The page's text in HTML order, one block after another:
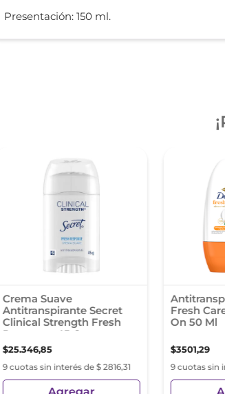
Presentación: 150 ml.
Crema Suave
Antitranspirante Secret
Clinical Strength Fresh
Response 45 G
$25.346,85
9 cuotas sin interés de $ 2816,31
Agregar
Fresh
On 50 Ml
$3501,29
9 cuotas sin